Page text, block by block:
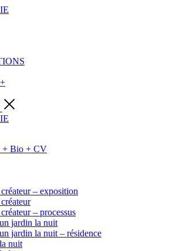
+ Bio + CV
– exposition
– processus
jardin la nuit
jardin la nuit – résidence
nuit